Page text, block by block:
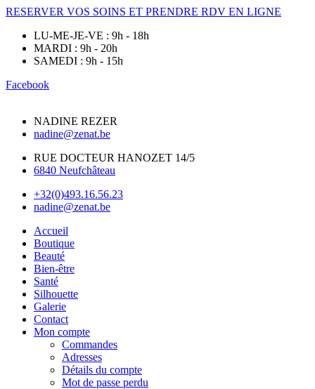
RESERVER VOS SOINS ET PRENDRE RDV EN LIGNE
LU-ME-JE-VE : 9h - 18h
MARDI : 9h - 20h
SAMEDI : 9h - 15h
Facebook
NADINE REZER
nadine@zenat.be
RUE DOCTEUR HANOZET 14/5
6840 Neufchâteau
+32(0)493.16.56.23
nadine@zenat.be
Accueil
Boutique
Beauté
Bien-être
Santé
Silhouette
Galerie
Contact
Mon compte
Commandes
Adresses
Détails du compte
Mot de passe perdu